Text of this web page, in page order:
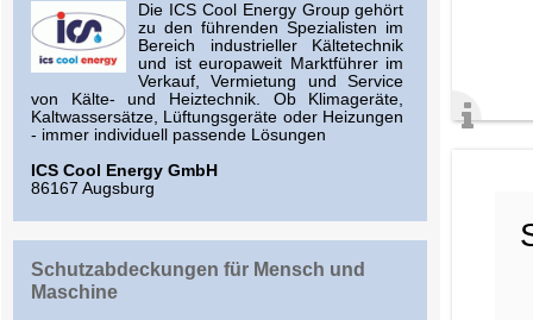
Die ICS Cool Energy Group gehört
zu den führenden Spezialisten im
Bereich industrieller Kältetechnik
und ist europaweit Marktführer im
Verkauf, Vermietung und Service
von Kälte- und Heiztechnik. Ob Klimageräte,
Kaltwassersätze, Lüftungsgeräte oder Heizungen
- immer individuell passende Lösungen
ICS Cool Energy GmbH
86167 Augsburg
Schutzabdeckungen für Mensch und
Maschine